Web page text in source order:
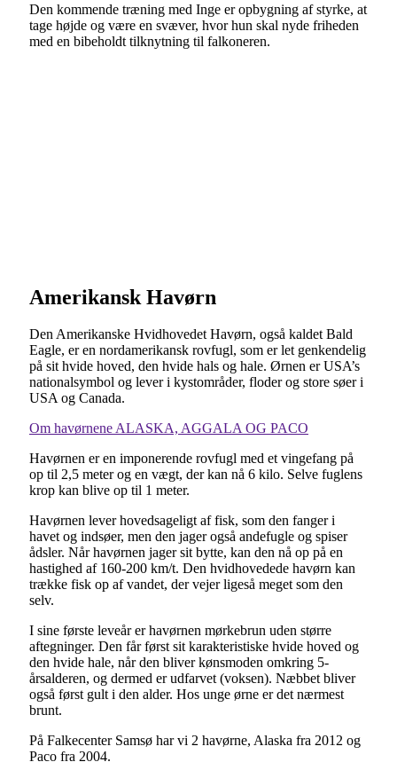
Den kommende træning med Inge er opbygning af styrke, at
tage højde og være en svæver, hvor hun skal nyde friheden
med en bibeholdt tilknytning til falkoneren.
Amerikansk Havørn
Den Amerikanske Hvidhovedet Havørn, også kaldet Bald
Eagle, er en nordamerikansk rovfugl, som er let genkendelig
på sit hvide hoved, den hvide hals og hale. Ørnen er USA’s
nationalsymbol og lever i kystområder, floder og store søer i
USA og Canada.
Om havørnene ALASKA, AGGALA OG PACO
Havørnen er en imponerende rovfugl med et vingefang på
op til 2,5 meter og en vægt, der kan nå 6 kilo. Selve fuglens
krop kan blive op til 1 meter.
Havørnen lever hovedsageligt af fisk, som den fanger i
havet og indsøer, men den jager også andefugle og spiser
ådsler. Når havørnen jager sit bytte, kan den nå op på en
hastighed af 160-200 km/t. Den hvidhovedede havørn kan
trække fisk op af vandet, der vejer ligeså meget som den
selv.
I sine første leveår er havørnen mørkebrun uden større
aftegninger. Den får først sit karakteristiske hvide hoved og
den hvide hale, når den bliver kønsmoden omkring 5-
årsalderen, og dermed er udfarvet (voksen). Næbbet bliver
også først gult i den alder. Hos unge ørne er det nærmest
brunt.
På Falkecenter Samsø har vi 2 havørne, Alaska fra 2012 og
Paco fra 2004.